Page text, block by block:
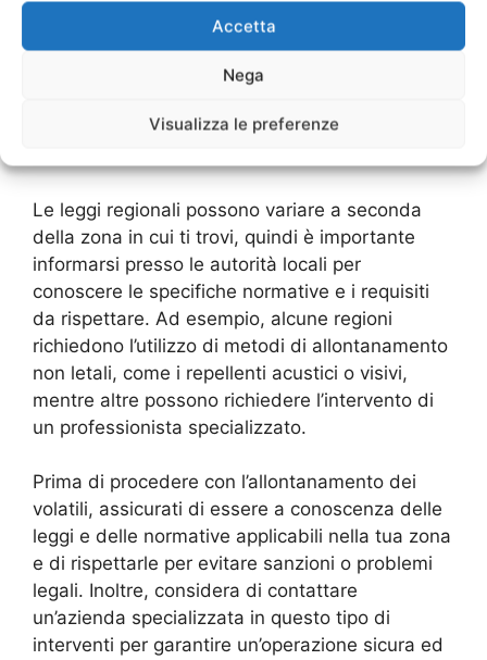
Accetta
Nega
Visualizza le preferenze
effettuato solo da personale qualificato e
autorizzato, utilizzando metodi e strumenti che
non causino danni o sofferenze agli animali.
autorità competenti prima di iniziare qualsiasi
Le leggi regionali possono variare a seconda
della zona in cui ti trovi, quindi è importante
informarsi presso le autorità locali per
conoscere le specifiche normative e i requisiti
da rispettare. Ad esempio, alcune regioni
richiedono l’utilizzo di metodi di allontanamento
non letali, come i repellenti acustici o visivi,
mentre altre possono richiedere l’intervento di
un professionista specializzato.
Prima di procedere con l’allontanamento dei
volatili, assicurati di essere a conoscenza delle
leggi e delle normative applicabili nella tua zona
e di rispettarle per evitare sanzioni o problemi
legali. Inoltre, considera di contattare
un’azienda specializzata in questo tipo di
interventi per garantire un’operazione sicura ed